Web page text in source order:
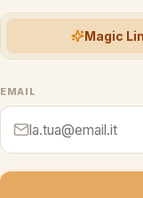
Magic
EMAIL